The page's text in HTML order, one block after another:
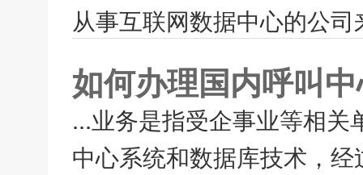
从事互联网数据中心的公
如何办理国内呼叫
...业务是指受企事业等相
中心系统和数据库技术，